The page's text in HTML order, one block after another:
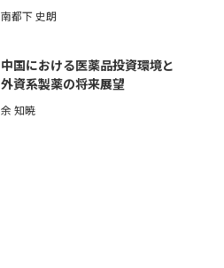
南都下 史朗
中国における医薬品投資環境と
外資系製薬の将来展望
余 知暁